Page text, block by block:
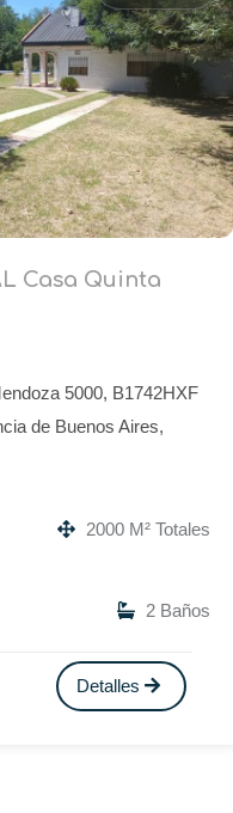
Casa Quinta
5000, B1742HXF
de Buenos Aires,
2000 M² Totales
2 Baños
Detalles